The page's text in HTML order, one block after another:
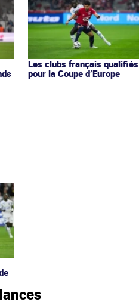
Les clubs français qualifiés
pour la Coupe d’Europe